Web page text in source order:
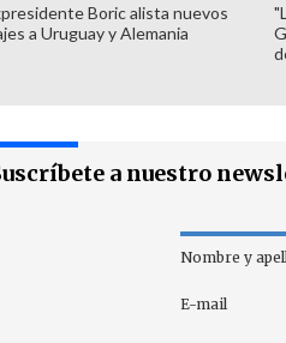
Boric alista nuevos
a Uruguay y Alemania
a nuestro
Nombre y
E-mail